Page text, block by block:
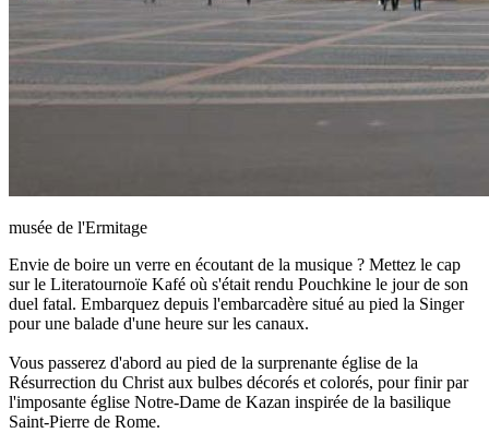
musée de l'Ermitage
Envie de boire un verre en écoutant de la musique ? Mettez le cap
sur le Literatournoïe Kafé où s'était rendu Pouchkine le jour de son
duel fatal. Embarquez depuis l'embarcadère situé au pied la Singer
pour une balade d'une heure sur les canaux.
Vous passerez d'abord au pied de la surprenante église de la
Résurrection du Christ aux bulbes décorés et colorés, pour finir par
l'imposante église Notre-Dame de Kazan inspirée de la basilique
Saint-Pierre de Rome.